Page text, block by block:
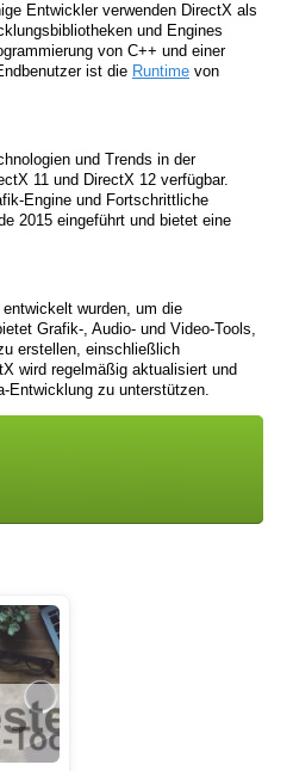
Entwickler verwenden DirectX als
und Engines
von C++ und einer
ist die Runtime von
und Trends in der
11 und DirectX 12 verfügbar.
Engine und Fortschrittliche
2015 eingeführt und bietet eine
wurden, um die
Grafik-, Audio- und Video-Tools,
erstellen, einschließlich
wird regelmäßig aktualisiert und
Entwicklung zu unterstützen.